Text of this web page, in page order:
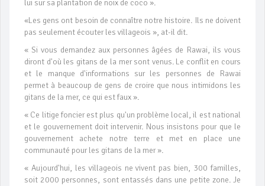
lui sur sa plantation de noix de coco ».
«Les gens ont besoin de connaître notre histoire. Ils ne doivent
pas seulement écouter les villageois », at-il dit.
« Si vous demandez aux personnes âgées de Rawai, ils vous
diront d'où les gitans de la mer sont venus. Le conflit en cours
et le manque d'informations sur les personnes de Rawai
permet à beaucoup de gens de croire que nous intimidons les
gitans de la mer, ce qui est faux ».
« Ce litige foncier est plus qu'un problème local, il est national
et le gouvernement doit intervenir. Nous insistons pour que le
gouvernement achete notre terre et met en place une
communauté pour les gitans de la mer ».
« Aujourd'hui, les villageois ne vivent pas bien, 300 familles,
soit 2000 personnes, sont entassés dans une petite zone. Je